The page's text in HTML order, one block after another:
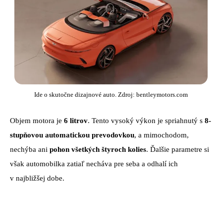
Ide o skutočne dizajnové auto. Zdroj: bentleymotors.com
Objem motora je 6 litrov. Tento vysoký výkon je spriahnutý s 8-
stupňovou automatickou prevodovkou, a mimochodom,
nechýba ani pohon všetkých štyroch kolies. Ďalšie parametre si
však automobilka zatiaľ necháva pre seba a odhalí ich
v najbližšej dobe.